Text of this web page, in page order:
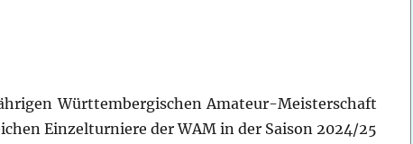
Württembergischen Amateur-Meisterschaft
Einzelturniere der WAM in der Saison 2024/25